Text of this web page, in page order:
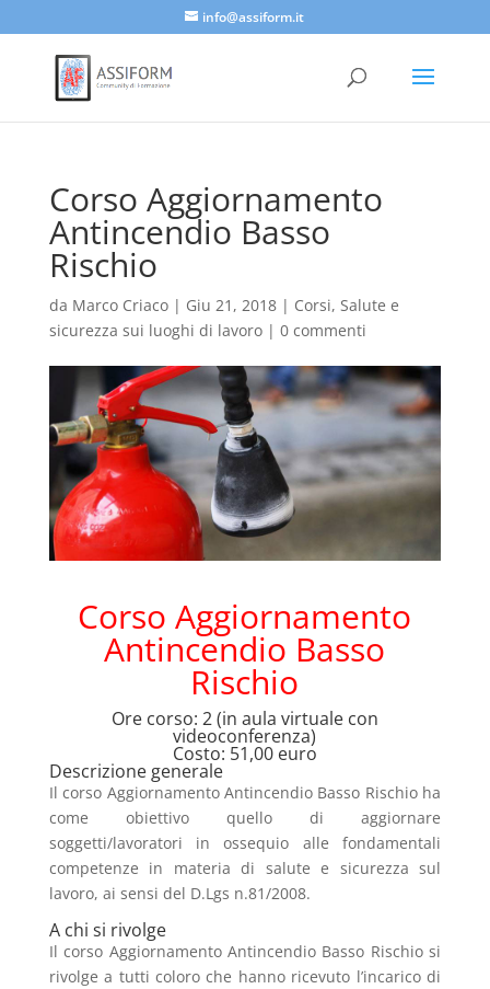
info@assiform.it
Corso Aggiornamento
Antincendio Basso
Rischio
da Marco Criaco| Giu 21, 2018| Corsi, Salute e
sicurezza sui luoghi di lavoro| 0 commenti
Corso Aggiornamento
Antincendio Basso
Rischio
Ore corso: 2 (in aula virtuale con
videoconferenza)
Costo: 51,00 euro
Descrizione generale
Il corso Aggiornamento Antincendio Basso Rischio ha
come obiettivo quello di aggiornare
soggetti/lavoratori in ossequio alle fondamentali
competenze in materia di salute e sicurezza sul
lavoro, ai sensi del D.Lgs n.81/2008.
A chi si rivolge
Il corso Aggiornamento Antincendio Basso Rischio si
rivolge a tutti coloro che hanno ricevuto l’incarico di